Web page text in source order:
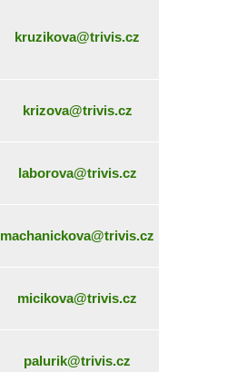
kruzikova@trivis.cz
krizova@trivis.cz
laborova@trivis.cz
machanickova@trivis.cz
micikova@trivis.cz
palurik@trivis.cz